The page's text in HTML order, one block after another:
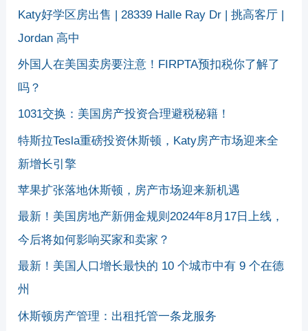
Katy好学区房出售 | 28339 Halle Ray Dr | 挑高客厅 |
Jordan 高中
外国人在美国卖房要注意！FIRPTA预扣税你了解了
吗？
1031交换：美国房产投资合理避税秘籍！
特斯拉Tesla重磅投资休斯顿，Katy房产市场迎来全
新增长引擎
苹果扩张落地休斯顿，房产市场迎来新机遇
最新！美国房地产新佣金规则2024年8月17日上线，
今后将如何影响买家和卖家？
最新！美国人口增长最快的 10 个城市中有 9 个在德
州
休斯顿房产管理：出租托管一条龙服务